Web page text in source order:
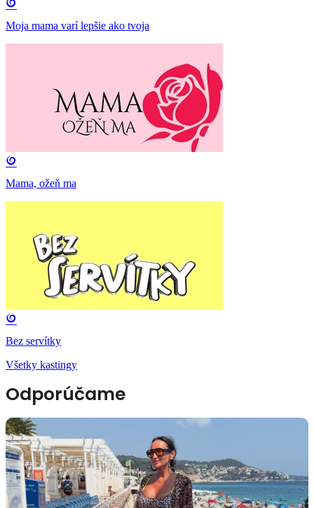
Moja mama varí lepšie ako tvoja
Mama, ožeň ma
Bez servítky
Všetky kastingy
Odporúčame